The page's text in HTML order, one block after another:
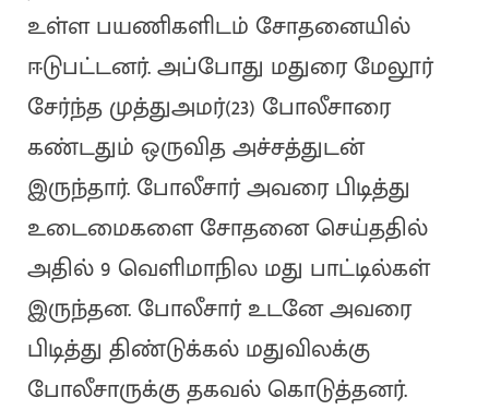
உள்ள பயணிகளிடம் சோதனையில்
ஈடுபட்டனர். அப்போது மதுரை மேலூர்
சேர்ந்த முத்துஅமர்(23) போலீசாரை
கண்டதும் ஒருவித அச்சத்துடன்
இருந்தார். போலீசார் அவரை பிடித்து
உடைமைகளை சோதனை செய்ததில்
அதில் 9 வெளிமாநில மது பாட்டில்கள்
இருந்தன. போலீசார் உடனே அவரை
பிடித்து திண்டுக்கல் மதுவிலக்கு
போலீசாருக்கு தகவல் கொடுத்தனர்.